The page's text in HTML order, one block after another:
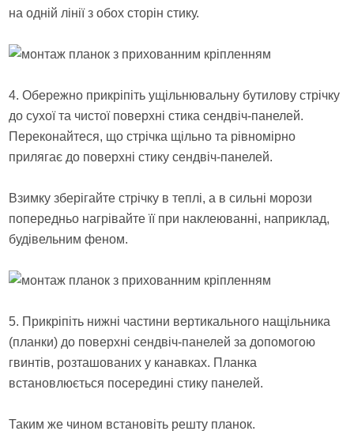
на одній лінії з обох сторін стику.
4. Обережно прикріпіть ущільнювальну бутилову стрічку
до сухої та чистої поверхні стика сендвіч-панелей.
Переконайтеся, що стрічка щільно та рівномірно
прилягає до поверхні стику сендвіч-панелей.
Взимку зберігайте стрічку в теплі, а в сильні морози
попередньо нагрівайте її при наклеюванні, наприклад,
будівельним феном.
5. Прикріпіть нижні частини вертикального нащільника
(планки) до поверхні сендвіч-панелей за допомогою
гвинтів, розташованих у канавках. Планка
встановлюється посередині стику панелей.
Таким же чином встановіть решту планок.